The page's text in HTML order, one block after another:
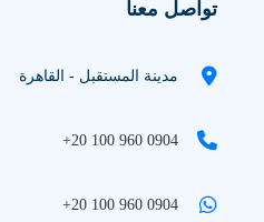
تواصل معنا
مدينة المستقبل - القاهرة
+20 100 960 0904
+20 100 960 0904